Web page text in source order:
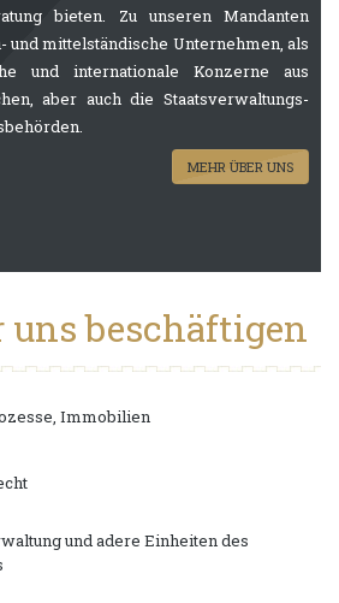
bieten. Zu unseren Mandanten
mittelständische Unternehmen, als
und internationale Konzerne aus
aber auch die Staatsverwaltungs-
MEHR ÜBER UNS
beschäftigen
Immobilien
und adere Einheiten des